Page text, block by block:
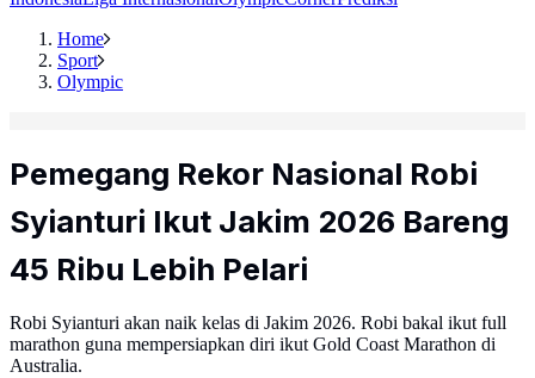
Home
Sport
Olympic
Pemegang Rekor Nasional Robi
Syianturi Ikut Jakim 2026 Bareng
45 Ribu Lebih Pelari
Robi Syianturi akan naik kelas di Jakim 2026. Robi bakal ikut full
marathon guna mempersiapkan diri ikut Gold Coast Marathon di
Australia.